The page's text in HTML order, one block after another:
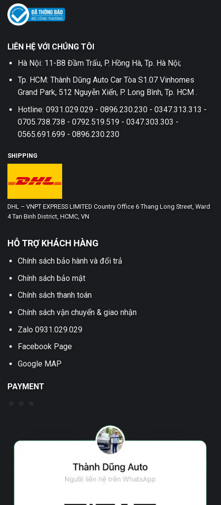
LIÊN HỆ VỚI CHÚNG TÔI
Hà Nội: 11-B8 Đầm Trấu, P. Hồng Hà, Tp. Hà Nội;
Tp. HCM: Thành Dũng Auto Car Tòa S1.07 Vinhomes
Grand Park, 512 Nguyễn Xiển, P. Long Bình, Tp. HCM .
Hotline: 0931.029.029 - 0896.230.230 - 0347.313.313 -
0705.738.738 - 0792.519.519 - 0347.303.303 -
0565.691.699 - 0896.230.230
SHIPPING
DHL – VNPT EXPRESS LIMITED Country Office 6 Thang Long Street, Ward
4 Tan Binh District, HCMC, VN
HỖ TRỢ KHÁCH HÀNG
Chính sách bảo hành và đổi trả
Chính sách bảo mật
Chính sách thanh toán
Chính sách vận chuyển & giao nhận
Zalo 0931.029.029
Facebook Page
Google MAP
PAYMENT